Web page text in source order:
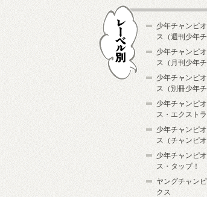
少年チャンピ
ス（週刊少年
少年チャンピ
ス（月刊少年
少年チャンピ
ス（別冊少年
少年チャンピ
ス・エクストラ
少年チャンピ
ス（チャンピオ
少年チャンピ
ス・タップ！
ヤングチャン
クス